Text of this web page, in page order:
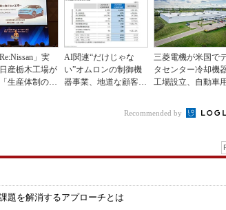
」実
産栃木工場が
生産体制の比
AI関連“だけじゃな
い”オムロンの制御機
器事業、地道な顧客基
三菱電機が米国で
タセンター冷却機
工場設立、自動車用
Recommended by
題を解消するアプローチとは